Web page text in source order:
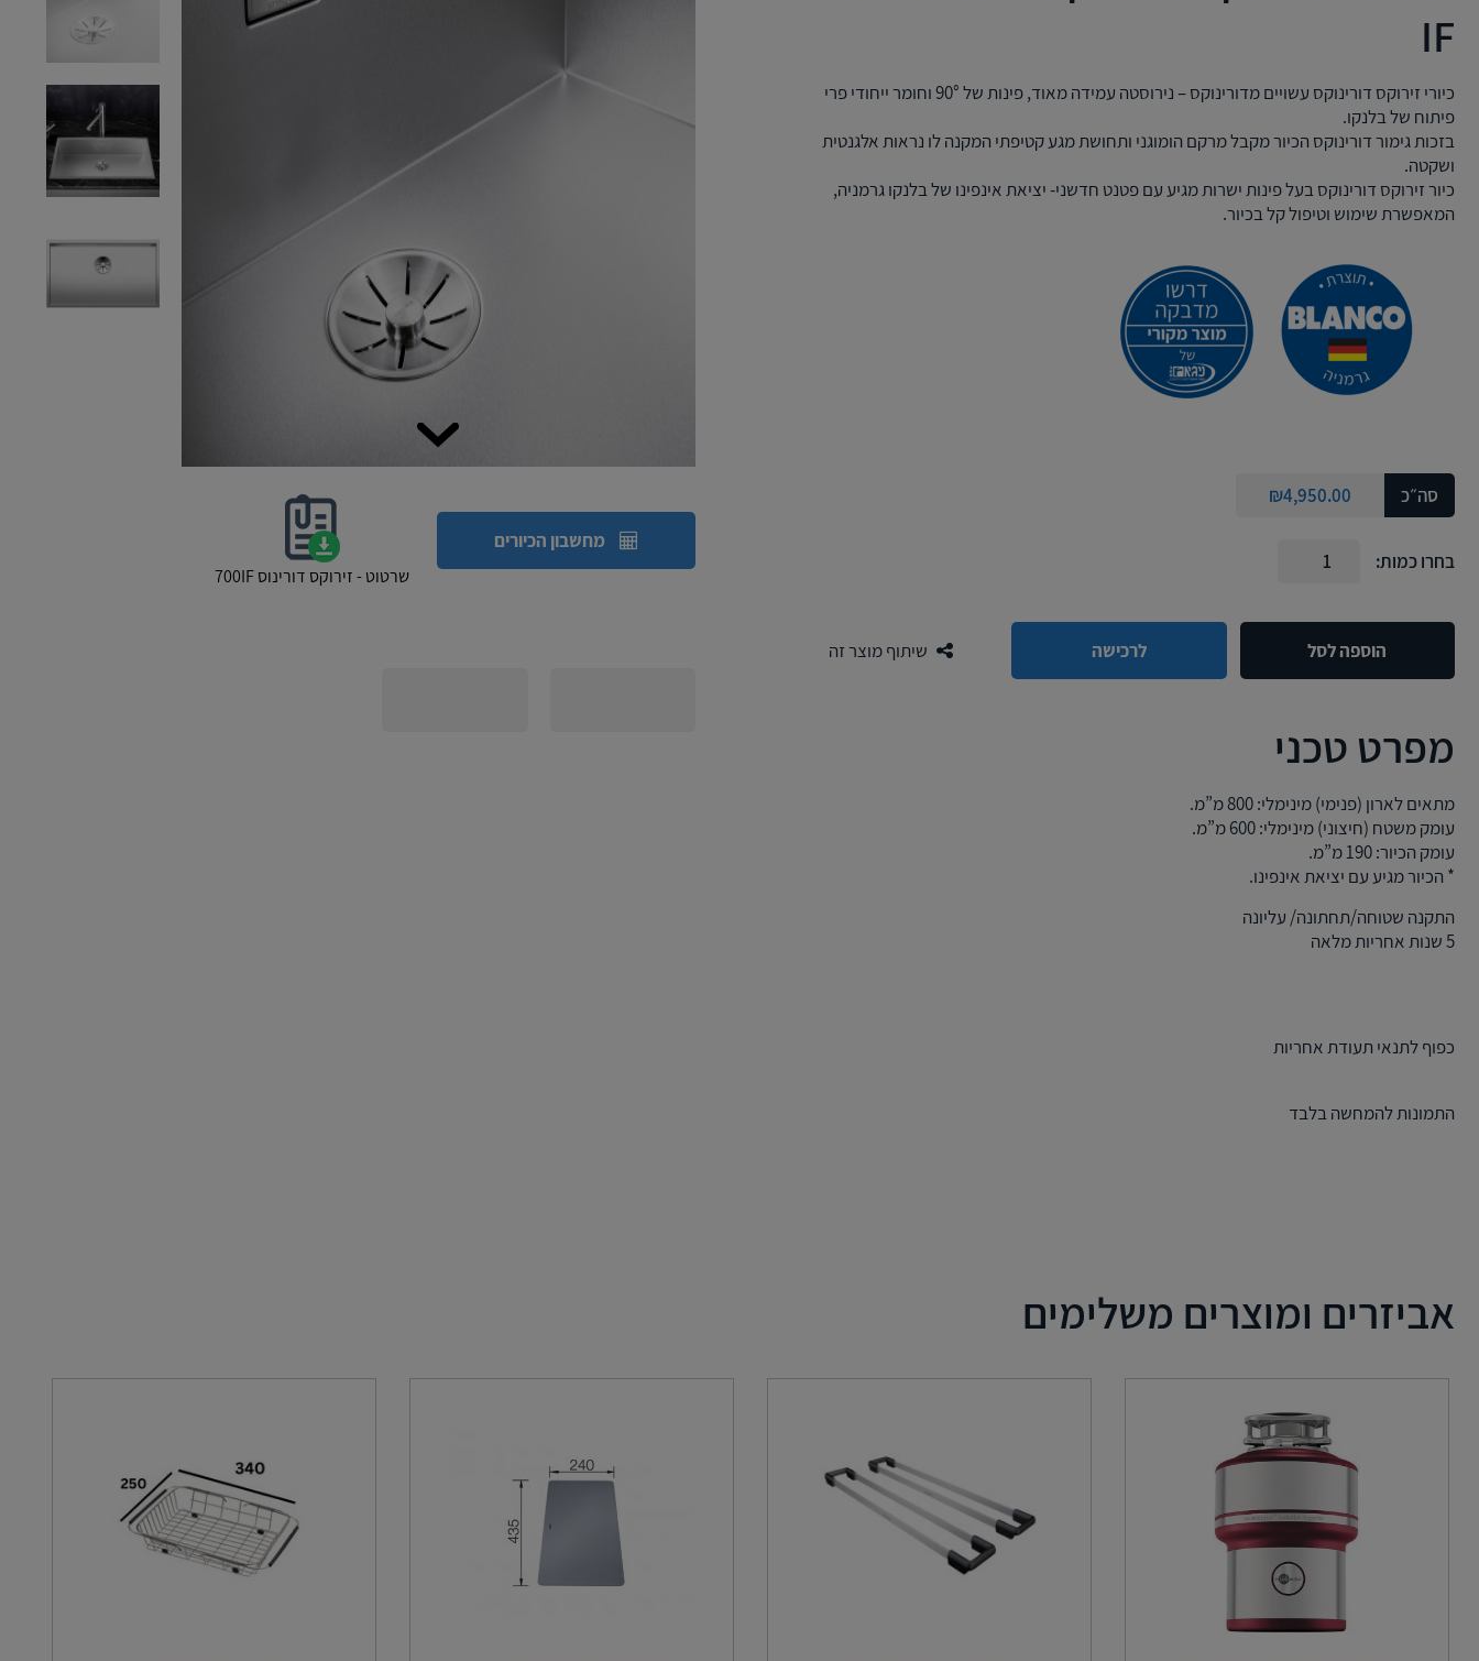
IF
כיורי זירוקס דורינוקס עשויים מדורינוקס – נירוסטה עמידה מאוד, פינות של 90° וחומר ייחודי פרי
פיתוח של בלנקו.
בזכות גימור דורינוקס הכיור מקבל מרקם הומוגני ותחושת מגע קטיפתי המקנה לו נראות אלגנטית
ושקטה.
כיור זירוקס דורינוקס בעל פינות ישרות מגיע עם פטנט חדשני- יציאת אינפינו של בלנקו גרמניה,
המאפשרת שימוש וטיפול קל בכיור.
סה״כ ₪4,950.00
בחרו כמות:
הוספה לסל לרכישה שיתוף מוצר זה
מפרט טכני
מתאים לארון (פנימי) מינימלי: 800 מ”מ.
עומק משטח (חיצוני) מינימלי: 600 מ”מ.
עומק הכיור: 190 מ”מ.
* הכיור מגיע עם יציאת אינפינו.
התקנה שטוחה/תחתונה/ עליונה
5 שנות אחריות מלאה
כפוף לתנאי תעודת אחריות
התמונות להמחשה בלבד
מחשבון הכיורים
שרטוט - זירוקס דורינוס 700IF
אביזרים ומוצרים משלימים